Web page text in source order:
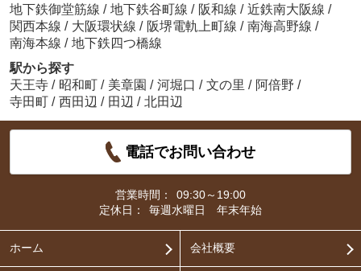
地下鉄御堂筋線 / 地下鉄谷町線 / 阪和線 / 近鉄南大阪線 /
関西本線 / 大阪環状線 / 阪堺電軌上町線 / 南海高野線 /
南海本線 / 地下鉄四つ橋線
駅から探す
天王寺 / 昭和町 / 美章園 / 河堀口 / 文の里 / 阿倍野 /
寺田町 / 西田辺 / 田辺 / 北田辺
電話でお問い合わせ
営業時間：
09:30～19:00
定休日：
毎週水曜日 年末年始
ホーム 会社概要